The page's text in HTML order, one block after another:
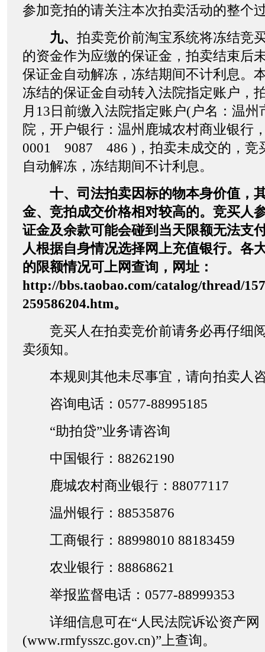
参加竞拍的请关注本次拍卖活动的整个
九、 拍卖竞价前淘宝系统将冻结竞
的资金作为应缴的保证金，拍卖结束后
保证金自动解冻，冻结期间不计利息。
冻结的保证金自动转入法院指定账户，
月13日前缴入法院指定账户(户名：温州
院，开户银行：温州鹿城农村商业银
0001 9087 486 )，拍卖未成交的，竞
自动解冻，冻结期间不计利息。
十、司法拍卖因标的物本身价值，
金、竞拍成交价格相对较高的。竞买人
证金及余款可能会碰到当天限额无法支
人根据自身情况选择网上充值银行。各
的限额情况可上网查询，网址：
http://bbs.taobao.com/catalog/thread/
259586204.htm。
竞买人在拍卖竞价前请务必再仔细
卖须知。
本规则其他未尽事宜，请向拍卖人
咨询电话：0577-88995185
“助拍贷”业务请咨询
中国银行：88262190
鹿城农村商业银行：88077117
温州银行：88535876
工商银行：88998010 88183459
农业银行：88868621
举报监督电话：0577-88999353
详细信息可在“人民法院诉讼资产网
(www.rmfysszc.gov.cn)”上查询。